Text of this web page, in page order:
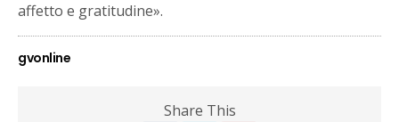
affetto e gratitudine».
gvonline
Share This